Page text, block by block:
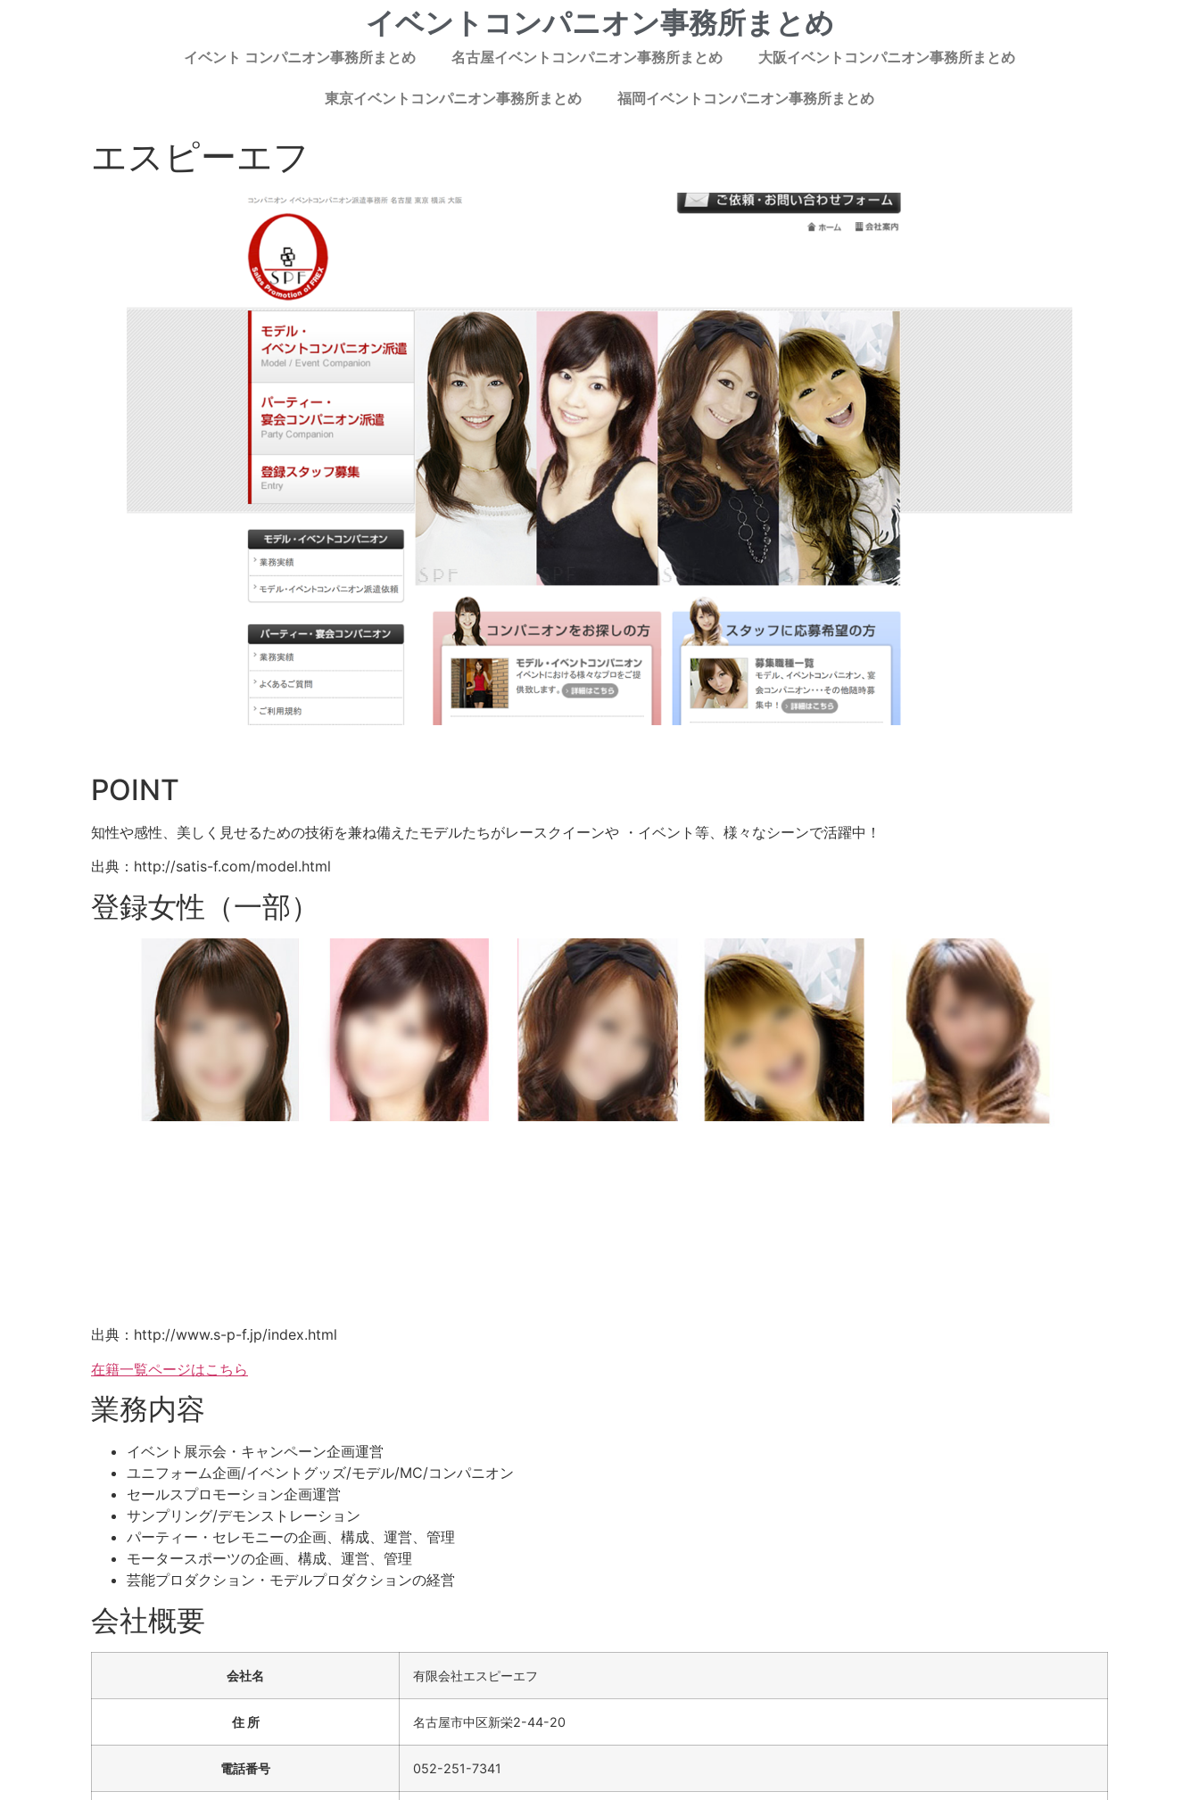
イベントコンパニオン事務所まとめ
イベント コンパニオン事務所まとめ 名古屋イベントコンパニオン事務所まとめ 大阪イベントコンパニオン事務所まとめ
東京イベントコンパニオン事務所まとめ 福岡イベントコンパニオン事務所まとめ
エスピーエフ
POINT
知性や感性、美しく見せるための技術を兼ね備えたモデルたちがレースクイーンや ・イベント等、様々なシーンで活躍中！
出典：http://satis-f.com/model.html
登録女性（一部）
出典：http://www.s-p-f.jp/index.html
在籍一覧ページはこちら
業務内容
イベント展示会・キャンペーン企画運営
ユニフォーム企画/イベントグッズ/モデル/MC/コンパニオン
セールスプロモーション企画運営
サンプリング/デモンストレーション
パーティー・セレモニーの企画、構成、運営、管理
モータースポーツの企画、構成、運営、管理
芸能プロダクション・モデルプロダクションの経営
会社概要
会社名 有限会社エスピーエフ
住 所 名古屋市中区新栄2-44-20
電話番号 052-251-7341